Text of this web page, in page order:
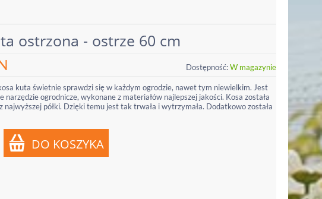
ostrzona - ostrze 60 cm
Dostępność:W magazynie
kuta świetnie sprawdzi się w każdym ogrodzie, nawet tym niewielkim. Jest
narzędzie ogrodnicze, wykonane z materiałów najlepszej jakości. Kosa została
najwyższej półki. Dzięki temu jest tak trwała i wytrzymała. Dodatkowo została